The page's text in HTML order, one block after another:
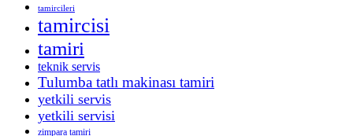
tamircileri
tamircisi
tamiri
teknik servis
Tulumba tatlı makinası tamiri
yetkili servis
yetkili servisi
zimpara tamiri